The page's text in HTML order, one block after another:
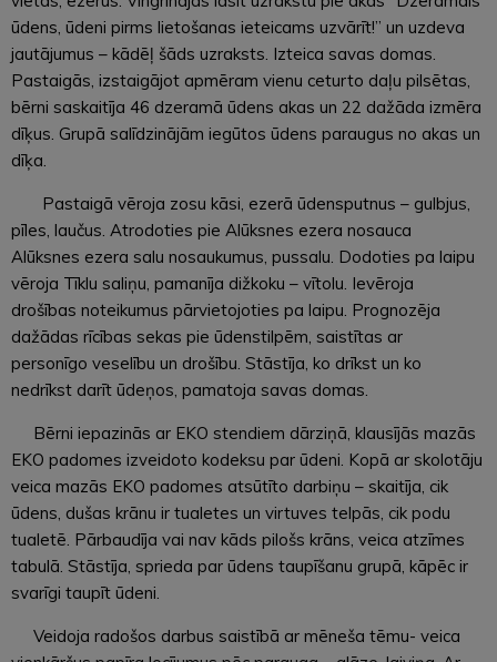
ūdens, ūdeni pirms lietošanas ieteicams uzvārīt!” un uzdeva
jautājumus – kādēļ šāds uzraksts. Izteica savas domas.
Pastaigās, izstaigājot apmēram vienu ceturto daļu pilsētas,
bērni saskaitīja 46 dzeramā ūdens akas un 22 dažāda izmēra
dīķus. Grupā salīdzinājām iegūtos ūdens paraugus no akas un
dīķa.
Pastaigā vēroja zosu kāsi, ezerā ūdensputnus – gulbjus,
pīles, laučus. Atrodoties pie Alūksnes ezera nosauca
Alūksnes ezera salu nosaukumus, pussalu. Dodoties pa laipu
vēroja Tīklu saliņu, pamanīja dižkoku – vītolu. Ievēroja
drošības noteikumus pārvietojoties pa laipu. Prognozēja
dažādas rīcības sekas pie ūdenstilpēm, saistītas ar
personīgo veselību un drošību. Stāstīja, ko drīkst un ko
nedrīkst darīt ūdeņos, pamatoja savas domas.
Bērni iepazinās ar EKO stendiem dārziņā, klausījās mazās
EKO padomes izveidoto kodeksu par ūdeni. Kopā ar skolotāju
veica mazās EKO padomes atsūtīto darbiņu – skaitīja, cik
ūdens, dušas krānu ir tualetes un virtuves telpās, cik podu
tualetē. Pārbaudīja vai nav kāds pilošs krāns, veica atzīmes
tabulā. Stāstīja, sprieda par ūdens taupīšanu grupā, kāpēc ir
svarīgi taupīt ūdeni.
Veidoja radošos darbus saistībā ar mēneša tēmu- veica